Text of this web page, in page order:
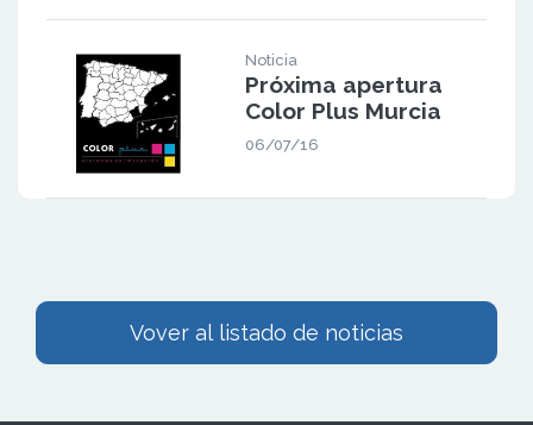
Noticia
Próxima apertura
Color Plus Murcia
06/07/16
Vover al listado de noticias